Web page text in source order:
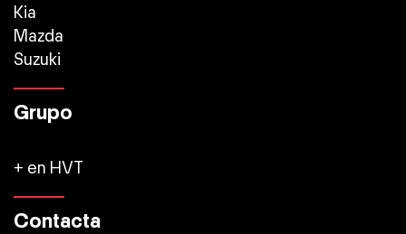
Kia
Mazda
Suzuki
Grupo
+ en HVT
Contacta